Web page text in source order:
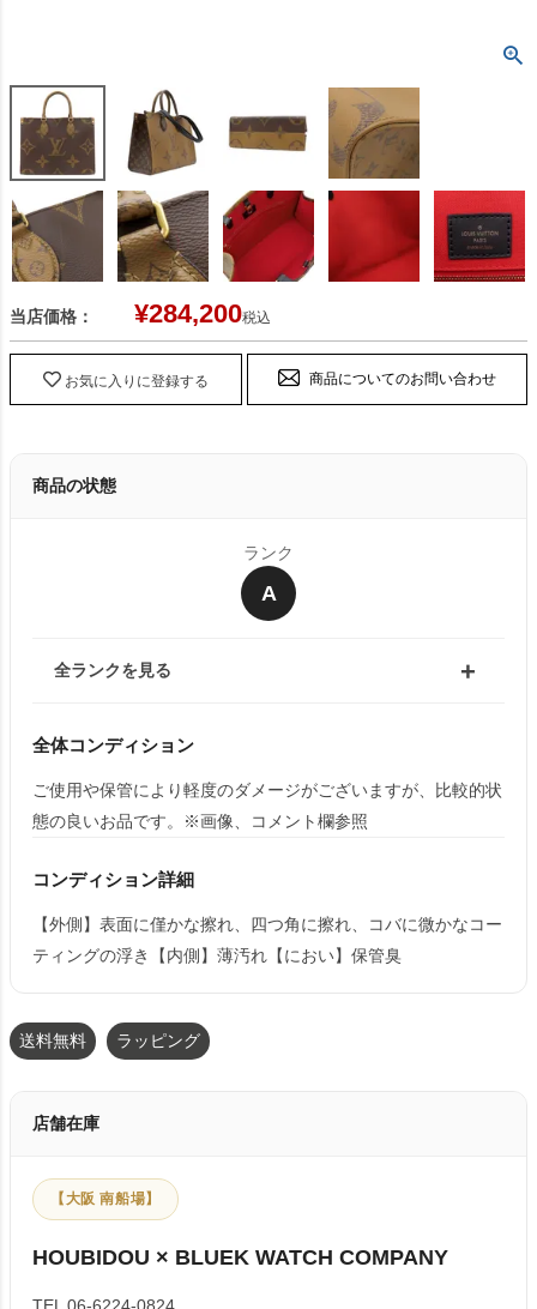
当店価格： ¥284,200税込
お気に入りに登録する 商品についてのお問い合わせ
商品の状態
ランク
A
全ランクを見る
全体コンディション
ご使用や保管により軽度のダメージがございますが、比較的状
態の良いお品です。※画像、コメント欄参照
コンディション詳細
【外側】表面に僅かな擦れ、四つ角に擦れ、コバに微かなコー
ティングの浮き【内側】薄汚れ【におい】保管臭
送料無料 ラッピング
店舗在庫
【大阪 南船場】
HOUBIDOU × BLUEK WATCH COMPANY